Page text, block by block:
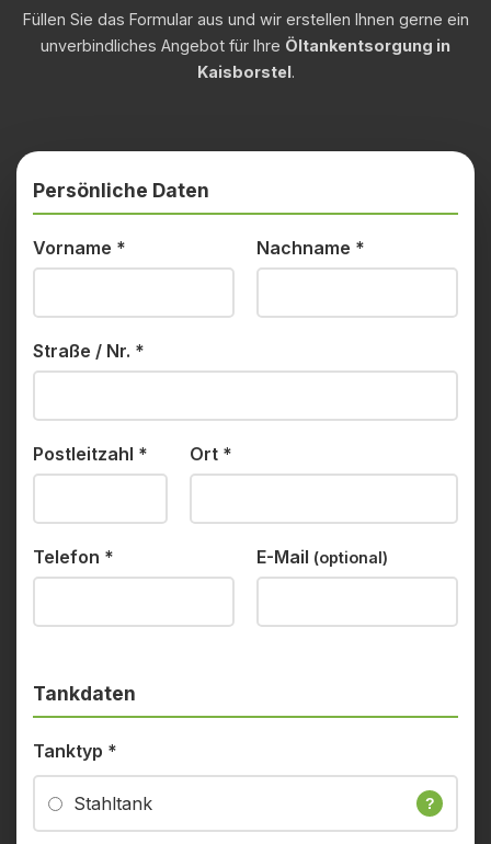
Füllen Sie das Formular aus und wir erstellen Ihnen gerne ein
unverbindliches Angebot für Ihre Öltankentsorgung in
Kaisborstel.
Persönliche Daten
Vorname * Nachname *
Straße / Nr. *
Postleitzahl * Ort *
Telefon * E-Mail (optional)
Tankdaten
Tanktyp *
Stahltank ?